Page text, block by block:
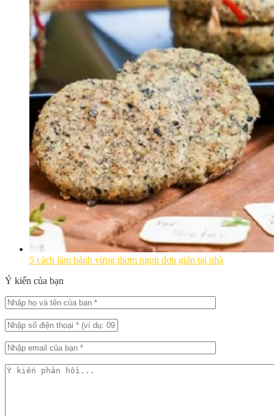
5 cách làm bánh vừng thơm ngon đơn giản tại nhà
Ý kiến của bạn